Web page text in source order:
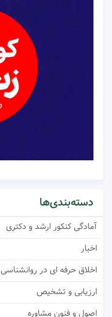
دسته‌بندی‌ها
آمادگی کنکور ارشد و دکتری
اخبار
اخلاق حرفه ای در روانشناسی
ارزیابی و تشخیص
اصول و فنون مشاوره